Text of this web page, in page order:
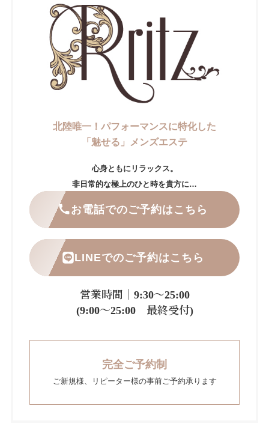
北陸唯一！パフォーマンスに特化した
「魅せる」メンズエステ
心身ともにリラックス。
非日常的な極上のひと時を貴方に…
お電話でのご予約はこちら
LINEでのご予約はこちら
営業時間｜9:30～25:00
(9:00～25:00 最終受付)
完全ご予約制
ご新規様、リピーター様の事前ご予約承ります